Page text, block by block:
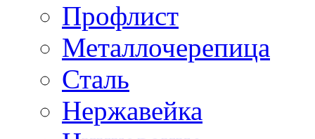
Профлист
Металлочерепица
Сталь
Нержавейка